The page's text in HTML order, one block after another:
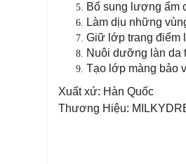
Bổ sung lượng ẩm
Làm dịu những
Giữ lớp trang điểm
Nuôi dưỡng làn da
Tạo lớp màng bảo
Xuất xứ: Hàn Quốc
Thương Hiệu: